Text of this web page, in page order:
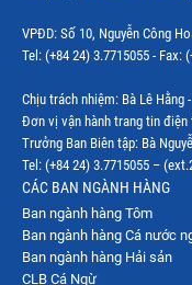
Thị trường Mỹ
Thị trường Nga
Thị trường Hàn Quốc
Thị trường Nhật Bản
Thị trường Thái Lan
Thị trường Trung Quốc
VPĐD: Số 10, Nguyễn Công
Tel: (+84 24) 3.7715055 - Fax:
Chịu trách nhiệm: Bà Lê Hằng
Đơn vị vận hành trang tin điện
Trưởng Ban Biên tập: Bà
Tel: (+84 24) 3.7715055 –
CÁC BAN NGÀNH HÀNG
Ban ngành hàng Tôm
Ban ngành hàng Cá nước
Ban ngành hàng Hải sản
CLB Cá Ngừ